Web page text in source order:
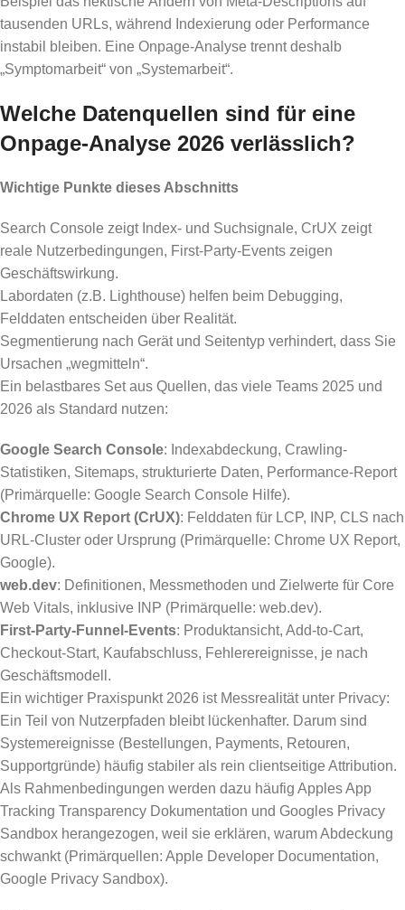
tausenden URLs, während Indexierung oder Performance
instabil bleiben. Eine Onpage-Analyse trennt deshalb
„Symptomarbeit“ von „Systemarbeit“.
Welche Datenquellen sind für eine
Onpage-Analyse 2026 verlässlich?
Wichtige Punkte dieses Abschnitts
Search Console zeigt Index- und Suchsignale, CrUX zeigt
reale Nutzerbedingungen, First-Party-Events zeigen
Geschäftswirkung.
Labordaten (z.B. Lighthouse) helfen beim Debugging,
Felddaten entscheiden über Realität.
Segmentierung nach Gerät und Seitentyp verhindert, dass Sie
Ursachen „wegmitteln“.
Ein belastbares Set aus Quellen, das viele Teams 2025 und
2026 als Standard nutzen:
Google Search Console: Indexabdeckung, Crawling-
Statistiken, Sitemaps, strukturierte Daten, Performance-Report
(Primärquelle: Google Search Console Hilfe).
Chrome UX Report (CrUX): Felddaten für LCP, INP, CLS nach
URL-Cluster oder Ursprung (Primärquelle: Chrome UX Report,
Google).
web.dev: Definitionen, Messmethoden und Zielwerte für Core
Web Vitals, inklusive INP (Primärquelle: web.dev).
First-Party-Funnel-Events: Produktansicht, Add-to-Cart,
Checkout-Start, Kaufabschluss, Fehlerereignisse, je nach
Geschäftsmodell.
Ein wichtiger Praxispunkt 2026 ist Messrealität unter Privacy:
Ein Teil von Nutzerpfaden bleibt lückenhafter. Darum sind
Systemereignisse (Bestellungen, Payments, Retouren,
Supportgründe) häufig stabiler als rein clientseitige Attribution.
Als Rahmenbedingungen werden dazu häufig Apples App
Tracking Transparency Dokumentation und Googles Privacy
Sandbox herangezogen, weil sie erklären, warum Abdeckung
schwankt (Primärquellen: Apple Developer Documentation,
Google Privacy Sandbox).